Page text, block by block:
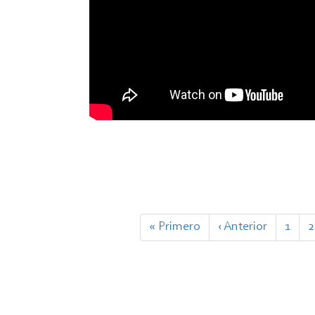
Primera
página
« Primero
Página
anterior
‹ Anterior Page
1 2